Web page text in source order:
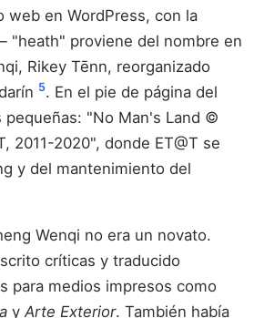
web en WordPress, con la
"heath" proviene del nombre en
Rikey Tēnn, reorganizado
5. En el pie de página del
pequeñas: "No Man's Land ©
2011-2020", donde ET@T se
y del mantenimiento del
Wenqi no era un novato.
críticas y traducido
para medios impresos como
yArte Exterior. También había